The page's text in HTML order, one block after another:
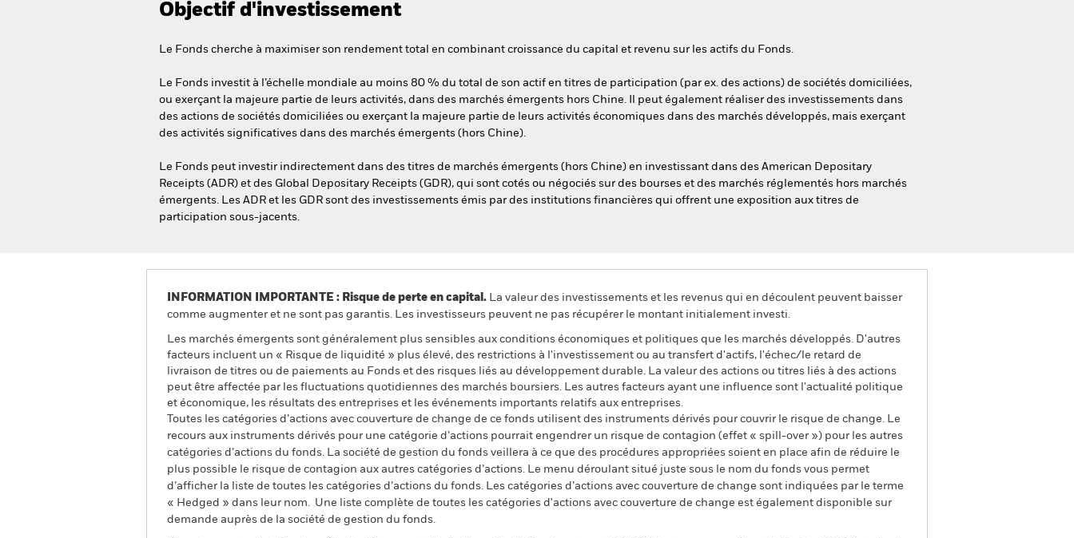
Objectif d'investissement
Le Fonds cherche à maximiser son rendement total en combinant croissance du capital et revenu sur les actifs du Fonds.
Le Fonds investit à l’échelle mondiale au moins 80 % du total de son actif en titres de participation (par ex. des actions) de sociétés domiciliées,
ou exerçant la majeure partie de leurs activités, dans des marchés émergents hors Chine. Il peut également réaliser des investissements dans
des actions de sociétés domiciliées ou exerçant la majeure partie de leurs activités économiques dans des marchés développés, mais exerçant
des activités significatives dans des marchés émergents (hors Chine).
Le Fonds peut investir indirectement dans des titres de marchés émergents (hors Chine) en investissant dans des American Depositary
Receipts (ADR) et des Global Depositary Receipts (GDR), qui sont cotés ou négociés sur des bourses et des marchés réglementés hors marchés
émergents. Les ADR et les GDR sont des investissements émis par des institutions financières qui offrent une exposition aux titres de
participation sous-jacents.
INFORMATION IMPORTANTE : Risque de perte en capital. La valeur des investissements et les revenus qui en découlent peuvent baisser
comme augmenter et ne sont pas garantis. Les investisseurs peuvent ne pas récupérer le montant initialement investi.
Les marchés émergents sont généralement plus sensibles aux conditions économiques et politiques que les marchés développés. D'autres
facteurs incluent un « Risque de liquidité » plus élevé, des restrictions à l'investissement ou au transfert d'actifs, l'échec/le retard de
livraison de titres ou de paiements au Fonds et des risques liés au développement durable. La valeur des actions ou titres liés à des actions
peut être affectée par les fluctuations quotidiennes des marchés boursiers. Les autres facteurs ayant une influence sont l'actualité politique
et économique, les résultats des entreprises et les événements importants relatifs aux entreprises.
Toutes les catégories d’actions avec couverture de change de ce fonds utilisent des instruments dérivés pour couvrir le risque de change. Le
recours aux instruments dérivés pour une catégorie d’actions pourrait engendrer un risque de contagion (effet « spill-over ») pour les autres
catégories d’actions du fonds. La société de gestion du fonds veillera à ce que des procédures appropriées soient en place afin de réduire le
plus possible le risque de contagion aux autres catégories d’actions. Le menu déroulant situé juste sous le nom du fonds vous permet
d’afficher la liste de toutes les catégories d’actions du fonds. Les catégories d’actions avec couverture de change sont indiquées par le terme
« Hedged » dans leur nom. Une liste complète de toutes les catégories d'actions avec couverture de change est également disponible sur
demande auprès de la société de gestion du fonds.